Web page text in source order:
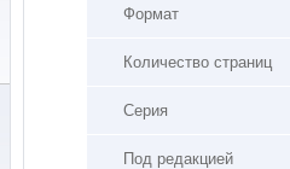
Формат
Количество страниц
Серия
Под редакцией